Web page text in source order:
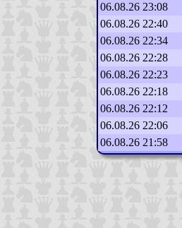
06.08.26 23:08
06.08.26 22:40
06.08.26 22:34
06.08.26 22:28
06.08.26 22:23
06.08.26 22:18
06.08.26 22:12
06.08.26 22:06
06.08.26 21:58